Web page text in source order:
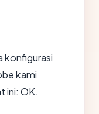
konfigurasi
kami
ini: OK.